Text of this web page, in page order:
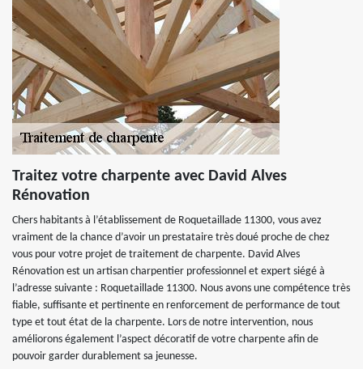
Traitez votre charpente avec David Alves
Rénovation
Chers habitants à l’établissement de Roquetaillade 11300, vous avez
vraiment de la chance d’avoir un prestataire très doué proche de chez
vous pour votre projet de traitement de charpente. David Alves
Rénovation est un artisan charpentier professionnel et expert siégé à
l’adresse suivante : Roquetaillade 11300. Nous avons une compétence très
fiable, suffisante et pertinente en renforcement de performance de tout
type et tout état de la charpente. Lors de notre intervention, nous
améliorons également l’aspect décoratif de votre charpente afin de
pouvoir garder durablement sa jeunesse.